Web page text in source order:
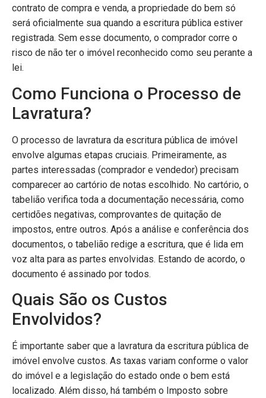
contrato de compra e venda, a propriedade do bem só
será oficialmente sua quando a escritura pública estiver
registrada. Sem esse documento, o comprador corre o
risco de não ter o imóvel reconhecido como seu perante a
lei.
Como Funciona o Processo de
Lavratura?
O processo de lavratura da escritura pública de imóvel
envolve algumas etapas cruciais. Primeiramente, as
partes interessadas (comprador e vendedor) precisam
comparecer ao cartório de notas escolhido. No cartório, o
tabelião verifica toda a documentação necessária, como
certidões negativas, comprovantes de quitação de
impostos, entre outros. Após a análise e conferência dos
documentos, o tabelião redige a escritura, que é lida em
voz alta para as partes envolvidas. Estando de acordo, o
documento é assinado por todos.
Quais São os Custos
Envolvidos?
É importante saber que a lavratura da escritura pública de
imóvel envolve custos. As taxas variam conforme o valor
do imóvel e a legislação do estado onde o bem está
localizado. Além disso, há também o Imposto sobre